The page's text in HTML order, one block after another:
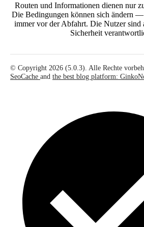
Routen und Informationen dienen nur
Die Bedingungen können sich ändern —
immer vor der Abfahrt. Die Nutzer sind
Sicherheit
© Copyright 2026 (5.0.3). Alle Rechte
SeoCache and the best blog platform: